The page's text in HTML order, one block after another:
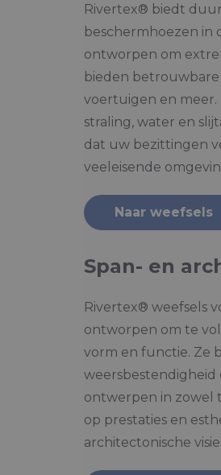
Rivertex® biedt
beschermhoezen in
ontworpen om
bieden
voertuigen en
straling, water en
dat uw bezittingen
veeleisende
Naar weefsels
Span- en
Rivertex® weefsels
ontworpen om te
vorm en functie. Ze
weersbestendigheid
ontwerpen in zowel
op prestaties en
architectonische